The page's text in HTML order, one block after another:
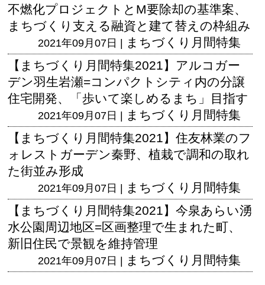
不燃化プロジェクトとM要除却の基準案、
まちづくり支える融資と建て替えの枠組み
2021年09月07日 | まちづくり月間特集
【まちづくり月間特集2021】アルコガー
デン羽生岩瀬=コンパクトシティ内の分譲
住宅開発、「歩いて楽しめるまち」目指す
2021年09月07日 | まちづくり月間特集
【まちづくり月間特集2021】住友林業のフ
ォレストガーデン秦野、植栽で調和の取れ
た街並み形成
2021年09月07日 | まちづくり月間特集
【まちづくり月間特集2021】今泉あらい湧
水公園周辺地区=区画整理で生まれた町、
新旧住民で景観を維持管理
2021年09月07日 | まちづくり月間特集